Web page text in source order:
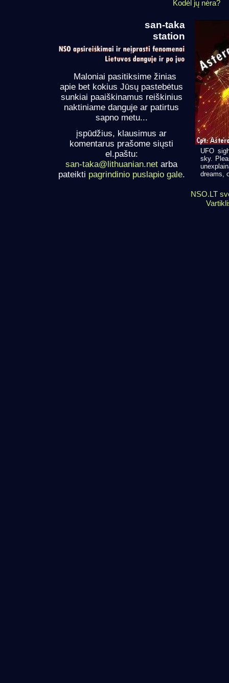
Kodėl jų nėra?
san-taka
station
Maloniai pasitiksime žinias
apie bet kokius Jūsų pastebėtus
sunkiai paaiškinamus reiškinius
naktiniame danguje ar patirtus
sapno metu...
įspūdžius, klausimus ar
komentarus prašome siųsti
el.paštu:
san-taka@lithuanian.net arba
pateikti pagrindinio puslapio gale.
UFO
sky.
dreams,
NSO.LT